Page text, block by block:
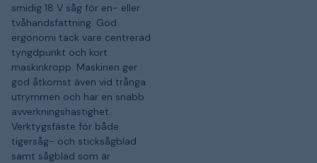
smidig 18 V såg för en- eller
tvåhandsfattning. God
ergonomi tack vare centrerad
tyngdpunkt och kort
maskinkropp. Maskinen ger
god åtkomst även vid trånga
utrymmen och har en snabb
avverkningshastighet.
Verktygsfäste för både
tigersåg- och sticksågblad
samt sågblad som är